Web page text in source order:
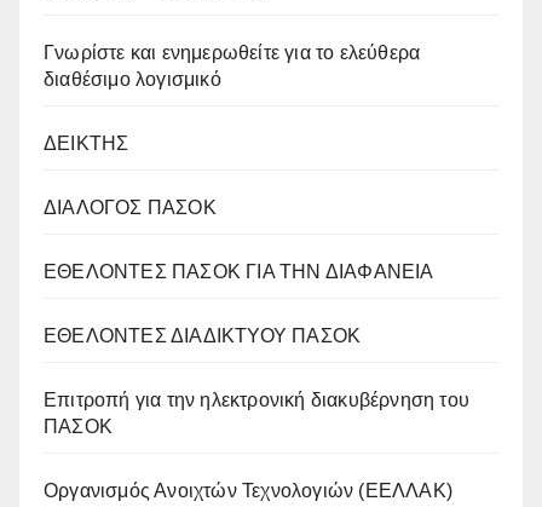
Γνωρίστε και ενημερωθείτε για το ελεύθερα
διαθέσιμο λογισμικό
ΔΕΙΚΤΗΣ
ΔΙΑΛΟΓΟΣ ΠΑΣΟΚ
ΕΘΕΛΟΝΤΕΣ ΠΑΣΟΚ ΓΙΑ ΤΗΝ ΔΙΑΦΑΝΕΙΑ
ΕΘΕΛΟΝΤΕΣ ΔΙΑΔΙΚΤΥΟΥ ΠΑΣΟΚ
Επιτροπή για την ηλεκτρονική διακυβέρνηση του
ΠΑΣΟΚ
Οργανισμός Ανοιχτών Τεχνολογιών (ΕΕΛΛΑΚ)